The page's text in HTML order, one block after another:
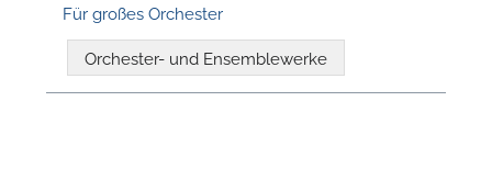
Für großes Orchester
Orchester- und Ensemblewerke